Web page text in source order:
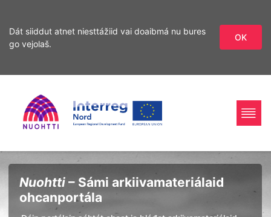
Dát siiddut atnet niesttážiid vai doaibmá nu bures
go vejolaš.
OK
ohcamii
sisdollui
Home
Page
Interreg
Nord
Ohcan
Nuohtti – Sámi arkiivamateriálaid
ohcanportála